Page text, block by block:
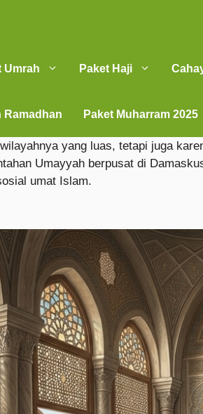
Umrah Paket Haji
Ramadhan Paket Muharram 2025
yang luas, tetapi juga
Umayyah berpusat di
umat Islam.